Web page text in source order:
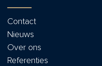
Contact
Nieuws
Over ons
Referenties